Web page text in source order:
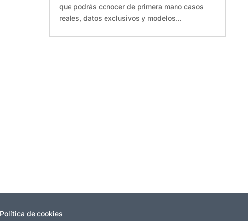
que podrás conocer de primera mano casos
reales, datos exclusivos y modelos...
Política de cookies